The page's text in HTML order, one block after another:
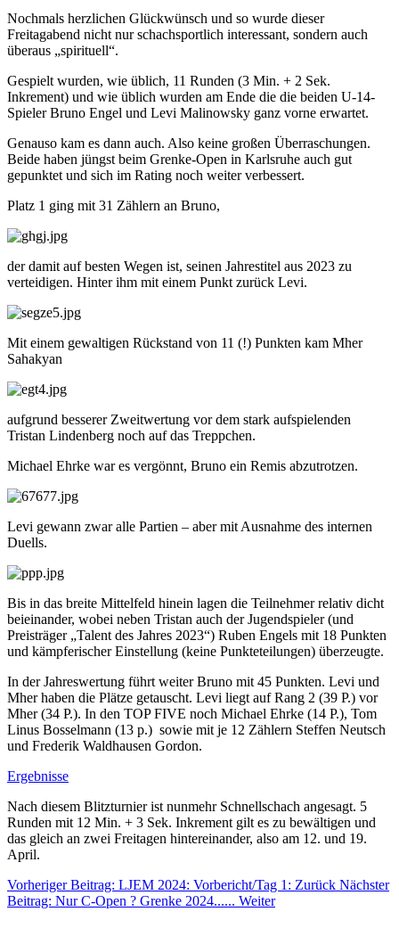
Nochmals herzlichen Glückwünsch und so wurde dieser
Freitagabend nicht nur schachsportlich interessant, sondern auch
überaus „spirituell“.
Gespielt wurden, wie üblich, 11 Runden (3 Min. + 2 Sek.
Inkrement) und wie üblich wurden am Ende die die beiden U-14-
Spieler Bruno Engel und Levi Malinowsky ganz vorne erwartet.
Genauso kam es dann auch. Also keine großen Überraschungen.
Beide haben jüngst beim Grenke-Open in Karlsruhe auch gut
gepunktet und sich im Rating noch weiter verbessert.
Platz 1 ging mit 31 Zählern an Bruno,
der damit auf besten Wegen ist, seinen Jahrestitel aus 2023 zu
verteidigen. Hinter ihm mit einem Punkt zurück Levi.
Mit einem gewaltigen Rückstand von 11 (!) Punkten kam Mher
Sahakyan
aufgrund besserer Zweitwertung vor dem stark aufspielenden
Tristan Lindenberg noch auf das Treppchen.
Michael Ehrke war es vergönnt, Bruno ein Remis abzutrotzen.
Levi gewann zwar alle Partien – aber mit Ausnahme des internen
Duells.
Bis in das breite Mittelfeld hinein lagen die Teilnehmer relativ dicht
beieinander, wobei neben Tristan auch der Jugendspieler (und
Preisträger „Talent des Jahres 2023“) Ruben Engels mit 18 Punkten
und kämpferischer Einstellung (keine Punkteteilungen) überzeugte.
In der Jahreswertung führt weiter Bruno mit 45 Punkten. Levi und
Mher haben die Plätze getauscht. Levi liegt auf Rang 2 (39 P.) vor
Mher (34 P.). In den TOP FIVE noch Michael Ehrke (14 P.), Tom
Linus Bosselmann (13 p.) sowie mit je 12 Zählern Steffen Neutsch
und Frederik Waldhausen Gordon.
Ergebnisse
Nach diesem Blitzturnier ist nunmehr Schnellschach angesagt. 5
Runden mit 12 Min. + 3 Sek. Inkrement gilt es zu bewältigen und
das gleich an zwei Freitagen hintereinander, also am 12. und 19.
April.
Vorheriger Beitrag: LJEM 2024: Vorbericht/Tag 1: Zurück Nächster
Beitrag: Nur C-Open ? Grenke 2024...... Weiter